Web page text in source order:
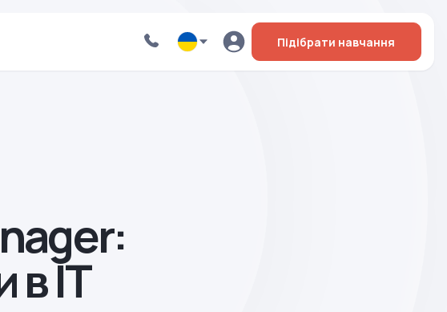
Підібрати навчання
в IT